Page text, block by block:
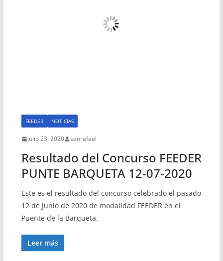
FEEDER NOTICIAS
julio 23, 2020 sanrafael
Resultado del Concurso FEEDER
PUNTE BARQUETA 12-07-2020
Este es el resultado del concurso celebrado el pasado
12 de Junio de 2020 de modalidad FEEDER en el
Puente de la Barqueta.
Leer más